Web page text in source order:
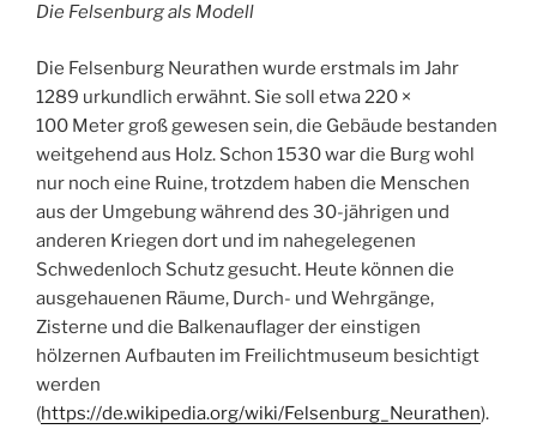
Die Felsenburg als Modell
Die Felsenburg Neurathen wurde erstmals im Jahr
1289 urkundlich erwähnt. Sie soll etwa 220 ×
100 Meter groß gewesen sein, die Gebäude bestanden
weitgehend aus Holz. Schon 1530 war die Burg wohl
nur noch eine Ruine, trotzdem haben die Menschen
aus der Umgebung während des 30-jährigen und
anderen Kriegen dort und im nahegelegenen
Schwedenloch Schutz gesucht. Heute können die
ausgehauenen Räume, Durch- und Wehrgänge,
Zisterne und die Balkenauflager der einstigen
hölzernen Aufbauten im Freilichtmuseum besichtigt
werden
(https://de.wikipedia.org/wiki/Felsenburg_Neurathen).